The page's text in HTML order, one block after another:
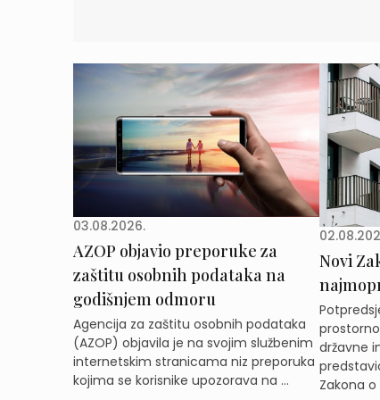
03.08.2026.
AZOP objavio preporuke za
zaštitu osobnih podataka na
godišnjem odmoru
Agencija za zaštitu osobnih podataka
(AZOP) objavila je na svojim službenim
internetskim stranicama niz preporuka
kojima se korisnike upozorava na ...
Novi
državne
Zakona o